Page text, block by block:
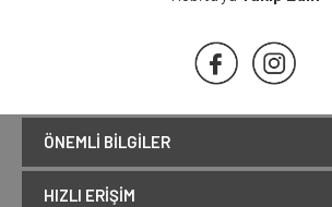
ÖNEMLI BILGILER
HIZLI ERIŞIM